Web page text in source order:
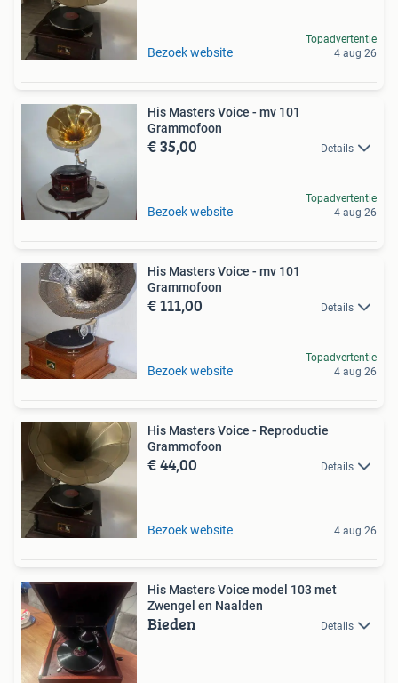
Bezoek website
Topadvertentie
4 aug 26
His Masters Voice - mv 101
Grammofoon
€ 35,00 Details
Bezoek website
Topadvertentie
4 aug 26
His Masters Voice - mv 101
Grammofoon
€ 111,00 Details
Bezoek website
Topadvertentie
4 aug 26
His Masters Voice - Reproductie
Grammofoon
€ 44,00 Details
Bezoek website 4 aug 26
His Masters Voice model 103 met
Zwengel en Naalden
Bieden Details